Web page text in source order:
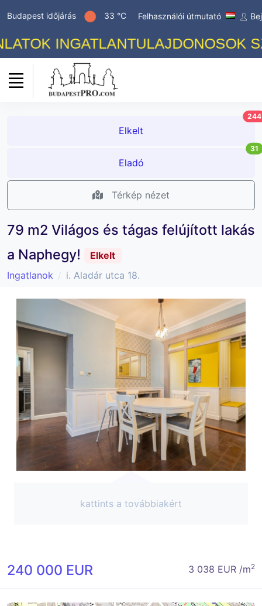
Budapest időjárás 33 °C Felhasználói útmutató
INGATLANTULAJDONOSOK
Elkelt
244
Eladó
31
Térkép nézet
79 m2 Világos és tágas felújított lakás
a Naphegy!
Elkelt
Ingatlanok
i. Aladár utca 18.
kattints a továbbiakért
240 000 EUR 3 038 EUR /m2